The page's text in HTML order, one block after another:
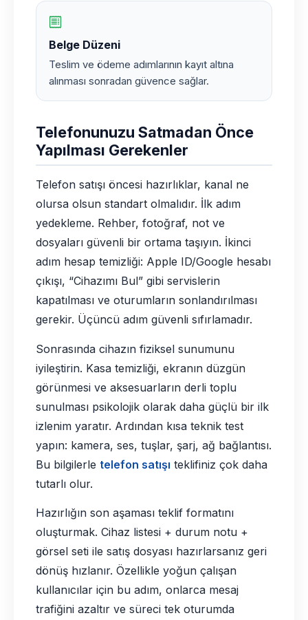
Belge Düzeni
Teslim ve ödeme adımlarının kayıt altına
alınması sonradan güvence sağlar.
Telefonunuzu Satmadan Önce
Yapılması Gerekenler
Telefon satışı öncesi hazırlıklar, kanal ne
olursa olsun standart olmalıdır. İlk adım
yedekleme. Rehber, fotoğraf, not ve
dosyaları güvenli bir ortama taşıyın. İkinci
adım hesap temizliği: Apple ID/Google hesabı
çıkışı, “Cihazımı Bul” gibi servislerin
kapatılması ve oturumların sonlandırılması
gerekir. Üçüncü adım güvenli sıfırlamadır.
Sonrasında cihazın fiziksel sunumunu
iyileştirin. Kasa temizliği, ekranın düzgün
görünmesi ve aksesuarların derli toplu
sunulması psikolojik olarak daha güçlü bir ilk
izlenim yaratır. Ardından kısa teknik test
yapın: kamera, ses, tuşlar, şarj, ağ bağlantısı.
Bu bilgilerle telefon satışı teklifiniz çok daha
tutarlı olur.
Hazırlığın son aşaması teklif formatını
oluşturmak. Cihaz listesi + durum notu +
görsel seti ile satış dosyası hazırlarsanız geri
dönüş hızlanır. Özellikle yoğun çalışan
kullanıcılar için bu adım, onlarca mesaj
trafiğini azaltır ve süreci tek oturumda